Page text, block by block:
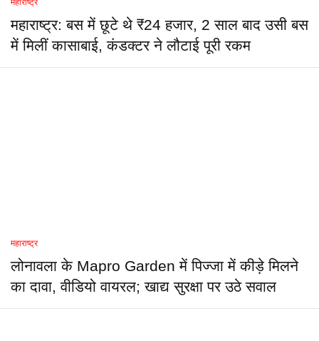
महाराष्ट्र
महाराष्ट्र: बस में छूटे थे ₹24 हजार, 2 साल बाद उसी बस
में मिलीं कासाबाई, कंडक्टर ने लौटाई पूरी रकम
महाराष्ट्र
लोनावला के Mapro Garden में पिज्जा में कीड़े मिलने
का दावा, वीडियो वायरल; खाद्य सुरक्षा पर उठे सवाल